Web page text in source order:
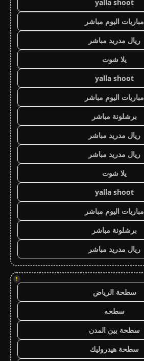
yalla shoot
مباريات اليوم مباشر
ريال مدريد مباشر
يلا شوت
yalla shoot
مباريات اليوم مباشر
برشلونة مباشر
ريال مدريد مباشر
ريال مدريد مباشر
يلا شوت
yalla shoot
مباريات اليوم مباشر
برشلونة مباشر
ريال مدريد مباشر
!
سطحة الرياض
سطحه
سطحة بين المدن
سطحة هيدروليك